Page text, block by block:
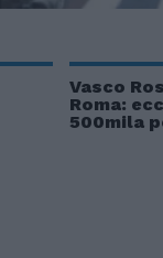
Vasco
Roma:
500mila